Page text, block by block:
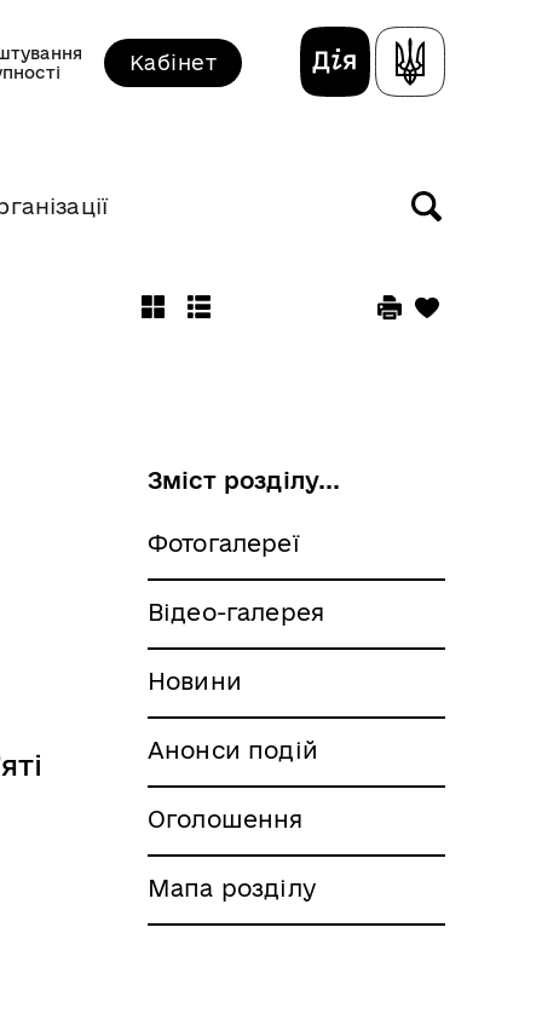
Кабінет
Зміст розділу...
Фотогалереї
Відео-галерея
Новини
Анонси подій
Оголошення
Мапа розділу